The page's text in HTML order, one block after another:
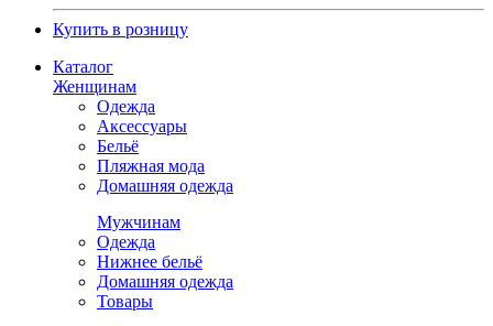
Купить в розницу
Каталог
Женщинам
Одежда
Аксессуары
Бельё
Пляжная мода
Домашняя одежда
Мужчинам
Одежда
Нижнее бельё
Домашняя одежда
Товары